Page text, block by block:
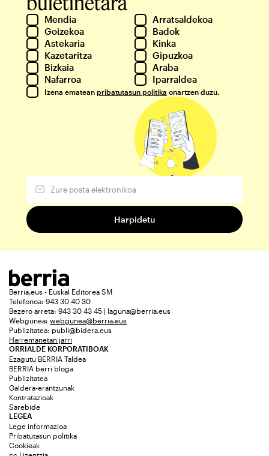
Mendia
Arratsaldekoa
Goizekoa
Badok
Astekaria
Kinka
Kazetaritza
Gipuzkoa
Bizkaia
Araba
Nafarroa
Iparraldea
Izena ematean pribatutasun politika onartzen duzu.
Berria.eus - Euskal Editorea SM
Telefonoa: 943 30 40 30
Bezero arreta: 943 30 43 45 | laguna@berria.eus
Webgunea: webgunea@berria.eus
Publizitatea: publi@bidera.eus
Harremanetan jarri
ORRIALDE KORPORATIBOAK
Ezagutu BERRIA Taldea
BERRIA berri bloga
Publizitatea
Galdera-erantzunak
Kontratazioak
Sarebide
LEGEA
Lege informazioa
Pribatutasun politika
Cookieak